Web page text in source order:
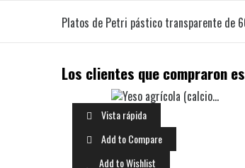
Platos de Petri pástico transparente de
Los clientes que compraron
Vista rápida
Add to Compare
Add to Wishlist